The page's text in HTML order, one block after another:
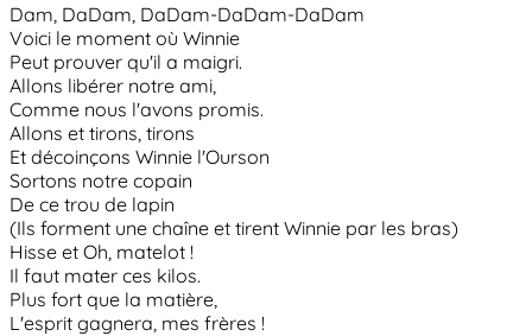
Dam, DaDam, DaDam-DaDam-DaDam
Voici le moment où Winnie
Peut prouver qu'il a maigri.
Allons libérer notre ami,
Comme nous l'avons promis.
Allons et tirons, tirons
Et décoinçons Winnie l'Ourson
Sortons notre copain
De ce trou de lapin
(Ils forment une chaîne et tirent Winnie par les bras)
Hisse et Oh, matelot !
Il faut mater ces kilos.
Plus fort que la matière,
L'esprit gagnera, mes frères !